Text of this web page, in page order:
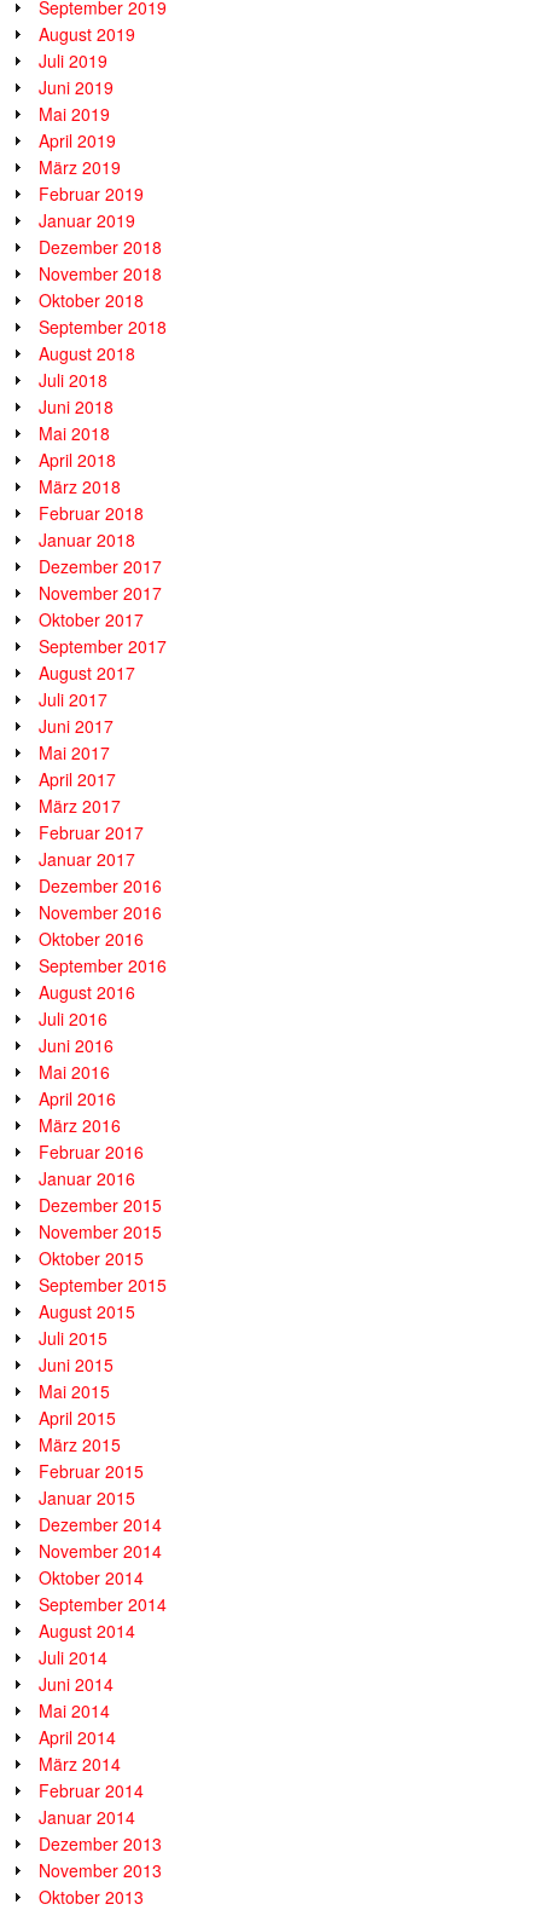
September 2019
August 2019
Juli 2019
Juni 2019
Mai 2019
April 2019
März 2019
Februar 2019
Januar 2019
Dezember 2018
November 2018
Oktober 2018
September 2018
August 2018
Juli 2018
Juni 2018
Mai 2018
April 2018
März 2018
Februar 2018
Januar 2018
Dezember 2017
November 2017
Oktober 2017
September 2017
August 2017
Juli 2017
Juni 2017
Mai 2017
April 2017
März 2017
Februar 2017
Januar 2017
Dezember 2016
November 2016
Oktober 2016
September 2016
August 2016
Juli 2016
Juni 2016
Mai 2016
April 2016
März 2016
Februar 2016
Januar 2016
Dezember 2015
November 2015
Oktober 2015
September 2015
August 2015
Juli 2015
Juni 2015
Mai 2015
April 2015
März 2015
Februar 2015
Januar 2015
Dezember 2014
November 2014
Oktober 2014
September 2014
August 2014
Juli 2014
Juni 2014
Mai 2014
April 2014
März 2014
Februar 2014
Januar 2014
Dezember 2013
November 2013
Oktober 2013